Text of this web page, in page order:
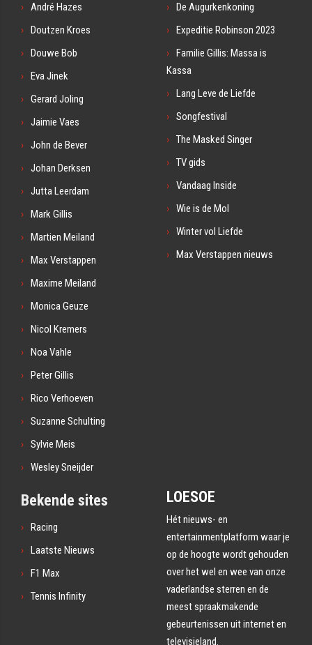
André Hazes
Doutzen Kroes
Douwe Bob
Eva Jinek
Gerard Joling
Jaimie Vaes
John de Bever
Johan Derksen
Jutta Leerdam
Mark Gillis
Martien Meiland
Max Verstappen
Maxime Meiland
Monica Geuze
Nicol Kremers
Noa Vahle
Peter Gillis
Rico Verhoeven
Suzanne Schulting
Sylvie Meis
Wesley Sneijder
De Augurkenkoning
Expeditie Robinson 2023
Familie Gillis: Massa is
Kassa
Lang Leve de Liefde
Songfestival
The Masked Singer
TV gids
Vandaag Inside
Wie is de Mol
Winter vol Liefde
Max Verstappen nieuws
Bekende sites
Racing
Laatste Nieuws
F1 Max
Tennis Infinity
LOESOE
Hét nieuws- en
entertainmentplatform waar je
op de hoogte wordt gehouden
over het wel en wee van onze
vaderlandse sterren en de
meest spraakmakende
gebeurtenissen uit internet en
televisieland.